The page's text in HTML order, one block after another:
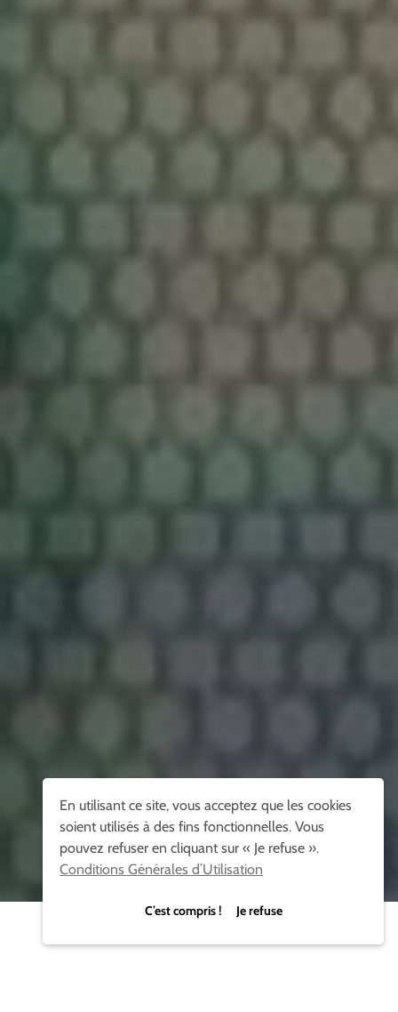
En utilisant ce site, vous acceptez que les cookies
soient utilisés à des fins fonctionnelles. Vous
pouvez refuser en cliquant sur « Je refuse ».
Conditions Générales d’Utilisation
C’est compris ! Je refuse